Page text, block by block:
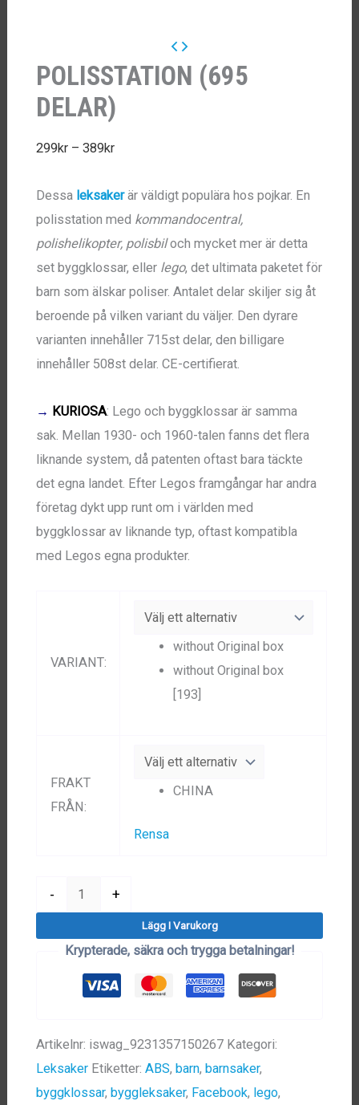
POLISSTATION (695
DELAR)
299kr – 389krPrisintervall:
till
389kr
Dessa leksakerär väldigt populära hos pojkar. En
polisstation med kommandocentral,
polishelikopter, polisbiloch mycket mer är detta
set byggklossar, eller lego, det ultimata paketet för
barn som älskar poliser. Antalet delar skiljer sig åt
beroende på vilken variant du väljer. Den dyrare
varianten innehåller 715st delar, den billigare
innehåller 508st delar. CE-certifierat.
→ KURIOSA: Lego och byggklossar är samma
sak. Mellan 1930- och 1960-talen fanns det flera
liknande system, då patenten oftast bara täckte
det egna landet. Efter Legos framgångar har andra
företag dykt upp runt om i världen med
byggklossar av liknande typ, oftast kompatibla
med Legos egna produkter.
VARIANT:
without Original box
without Original box
[193]
FRAKT
FRÅN:
CHINA
Rensa
-
Polisstation
(695
Delar)
mängd
+
Lägg I Varukorg
Krypterade, säkra och trygga betalningar!
Artikelnr: iswag_9231357150267 Kategori:
Leksaker Etiketter:ABS,barn,barnsaker,
byggklossar,byggleksaker, Facebook, lego,